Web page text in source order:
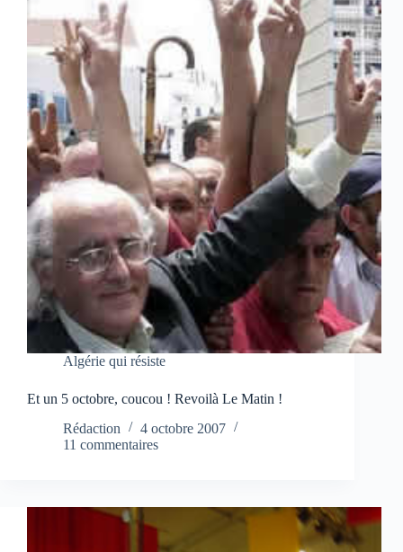
Algérie qui résiste
Et un 5 octobre, coucou ! Revoilà Le Matin !
Rédaction
4 octobre 2007
11 commentaires